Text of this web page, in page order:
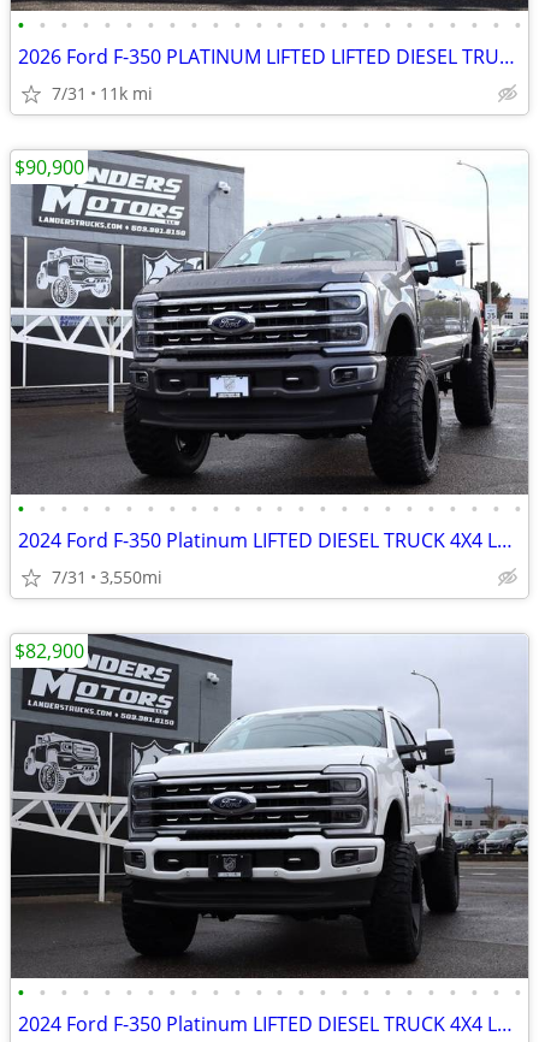
• • • • • • • • • • • • • • • • • • • • • • • •
2026 Ford F-350 PLATINUM LIFTED LIFTED DIESEL TRUCK 4X4 LOADED
7/31 11k mi
• • • • • • • • • • • • • • • • • • • • • • • •
2024 Ford F-350 Platinum LIFTED DIESEL TRUCK 4X4 LOADED
7/31 3,550mi
$90,900
• • • • • • • • • • • • • • • • • • • • • • • •
2024 Ford F-350 Platinum LIFTED DIESEL TRUCK 4X4 LOADED
$82,900